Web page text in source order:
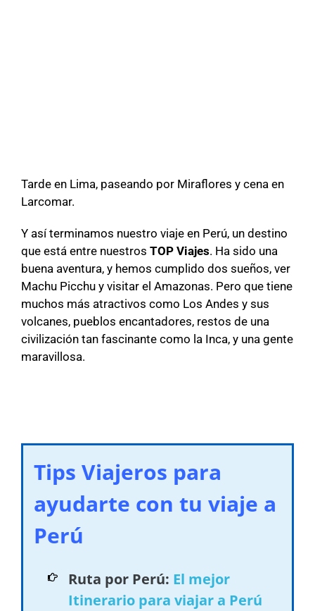
Tarde en Lima, paseando por Miraflores y cena en
Larcomar.
Y así terminamos nuestro viaje en Perú, un destino
que está entre nuestros TOP Viajes. Ha sido una
buena aventura, y hemos cumplido dos sueños, ver
Machu Picchu y visitar el Amazonas. Pero que tiene
muchos más atractivos como Los Andes y sus
volcanes, pueblos encantadores, restos de una
civilización tan fascinante como la Inca, y una gente
maravillosa.
Tips Viajeros para
ayudarte con tu viaje a
Perú
Ruta por Perú: El mejor
Itinerario para viajar a Perú